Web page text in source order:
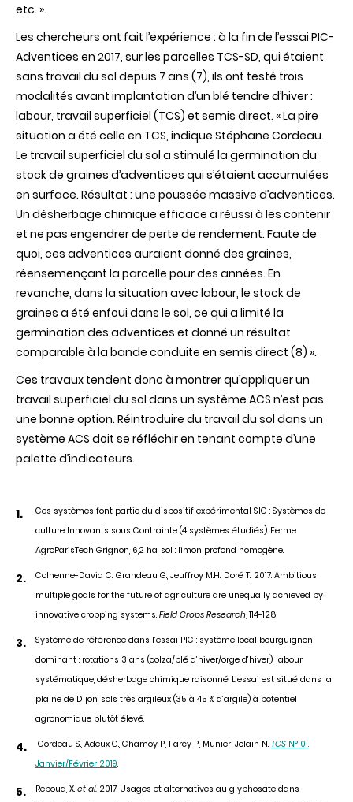
etc. ».
Les chercheurs ont fait l’expérience : à la fin de l’essai PIC-
Adventices en 2017, sur les parcelles TCS-SD, qui étaient
sans travail du sol depuis 7 ans (7), ils ont testé trois
modalités avant implantation d’un blé tendre d’hiver:
labour, travail superficiel (TCS) et semis direct. « La pire
situation a été celle en TCS, indique Stéphane Cordeau.
Le travail superficiel du sol a stimulé la germination du
stock de graines d’adventices qui s’étaient accumulées
en surface. Résultat : une poussée massive d’adventices.
Un désherbage chimique efficace a réussi à les contenir
et ne pas engendrer de perte de rendement. Faute de
quoi, ces adventices auraient donné des graines,
réensemençant la parcelle pour des années. En
revanche, dans la situation avec labour, le stock de
graines a été enfoui dans le sol, ce qui a limité la
germination des adventices et donné un résultat
comparable à la bande conduite en semis direct (8) ».
Ces travaux tendent donc à montrer qu’appliquer un
travail superficiel du sol dans un système ACS n’est pas
une bonne option. Réintroduire du travail du sol dans un
système ACS doit se réfléchir en tenant compte d’une
palette d’indicateurs.
Ces systèmes font partie du dispositif expérimental SIC : Systèmes de
culture Innovants sous Contrainte (4 systèmes étudiés). Ferme
AgroParisTech Grignon, 6,2 ha, sol : limon profond homogène.
Colnenne-David C., Grandeau G., Jeuffroy M.H., Doré T., 2017. Ambitious
multiple goals for the future of agriculture are unequally achieved by
innovative cropping systems. Field Crops Research, 114-128.
Système de référence dans l’essai PIC : système local bourguignon
dominant : rotations 3 ans (colza/blé d’hiver/orge d’hiver), labour
systématique, désherbage chimique raisonné. L’essai est situé dans la
plaine de Dijon, sols très argileux (35 à 45 % d’argile) à potentiel
agronomique plutôt élevé.
Cordeau S., Adeux G., Chamoy P., Farcy P., Munier-Jolain N. TCS N°101.
Janvier/Février 2019.
Reboud, X. et al. 2017. Usages et alternatives au glyphosate dans